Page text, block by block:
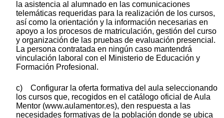
la asistencia al alumnado en las comunicaciones
telemáticas requeridas para la realización de los cursos,
así como la orientación y la información necesarias en
apoyo a los procesos de matriculación, gestión del curso
y organización de las pruebas de evaluación presencial.
La persona contratada en ningún caso mantendrá
vinculación laboral con el Ministerio de Educación y
Formación Profesional.
c) Configurar la oferta formativa del aula seleccionando
los cursos que, recogidos en el catálogo oficial de Aula
Mentor (www.aulamentor.es), den respuesta a las
necesidades formativas de la población donde se ubica